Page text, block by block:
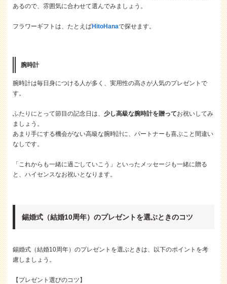
あるので、雰囲気に合わせて選んでみましょう。
フラワーギフトは、たとえばHitoHanaで探せます。
腕時計
腕時計は毎日身につける人が多く、実用性の高さが人気のプレゼントで
す。
ふたりにとって節目の記念日は、少し高級な腕時計を贈ってお祝いしてみ
ましょう。
あまり手にする機会がない高級な腕時計に、パートナーも喜ぶこと間違い
なしです。
「これからも一緒に過ごしていこう」といったメッセージも一緒に贈る
と、ハイセンスなお祝いとなります。
錫婚式（結婚10周年）のプレゼントを選ぶときのコツ
錫婚式（結婚10周年）のプレゼントを選ぶときは、以下のポイントを考
慮しましょう。
【プレゼント選びのコツ】